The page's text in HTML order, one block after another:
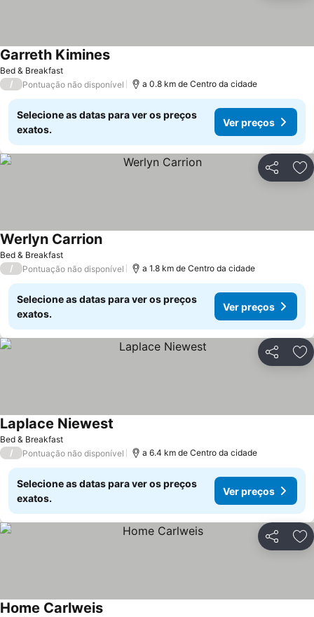
Bed & Breakfast
Garreth Kimines
/ Pontuação não disponível a 0.8 km de Centro da cidade
Selecione as datas para ver os preços
exatos.
Ver preços
Partilhar
Bed & Breakfast
Werlyn Carrion
/ Pontuação não disponível a 1.8 km de Centro da cidade
Selecione as datas para ver os preços
exatos.
Ver preços
Partilhar
Bed & Breakfast
Laplace Niewest
/ Pontuação não disponível a 6.4 km de Centro da cidade
Selecione as datas para ver os preços
exatos.
Ver preços
Partilhar
Home Carlweis